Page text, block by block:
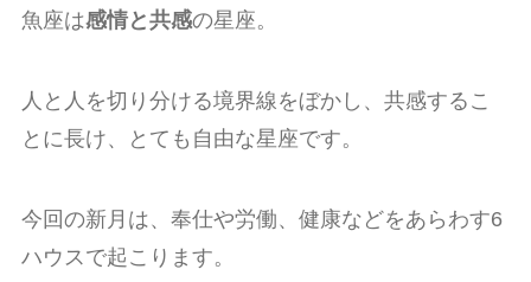
魚座は感情と共感の星座。
人と人を切り分ける境界線をぼかし、共感するこ
とに長け、とても自由な星座です。
今回の新月は、奉仕や労働、健康などをあらわす6
ハウスで起こります。